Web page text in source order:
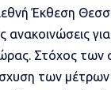
Έκθεση
ανακοινώσεις
Στόχος των
των